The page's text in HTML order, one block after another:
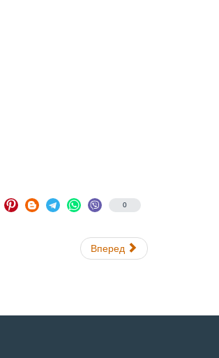
0
Вперед